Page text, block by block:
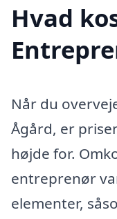
Hvad
Når du
Ågård, er
højde for.
entreprenør
elementer,